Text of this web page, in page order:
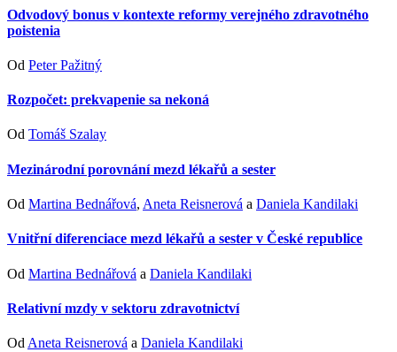
Odvodový bonus v kontexte reformy verejného zdravotného
poistenia
Od Peter Pažitný
Rozpočet: prekvapenie sa nekoná
Od Tomáš Szalay
Mezinárodní porovnání mezd lékařů a sester
Od Martina Bednářová, Aneta Reisnerová a Daniela Kandilaki
Vnitřní diferenciace mezd lékařů a sester v České republice
Od Martina Bednářová a Daniela Kandilaki
Relativní mzdy v sektoru zdravotnictví
Od Aneta Reisnerová a Daniela Kandilaki